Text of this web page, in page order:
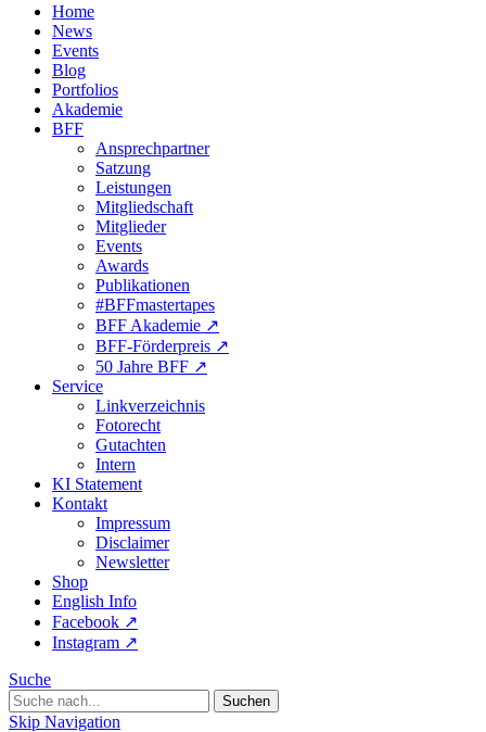
Home
News
Events
Blog
Portfolios
Akademie
BFF
Ansprechpartner
Satzung
Leistungen
Mitgliedschaft
Mitglieder
Events
Awards
Publikationen
#BFFmastertapes
BFF Akademie ↗︎
BFF-Förderpreis ↗︎
50 Jahre BFF ↗︎
Service
Linkverzeichnis
Fotorecht
Gutachten
Intern
KI Statement
Kontakt
Impressum
Disclaimer
Newsletter
Shop
English Info
Facebook ↗︎
Instagram ↗︎
Suche
Skip Navigation